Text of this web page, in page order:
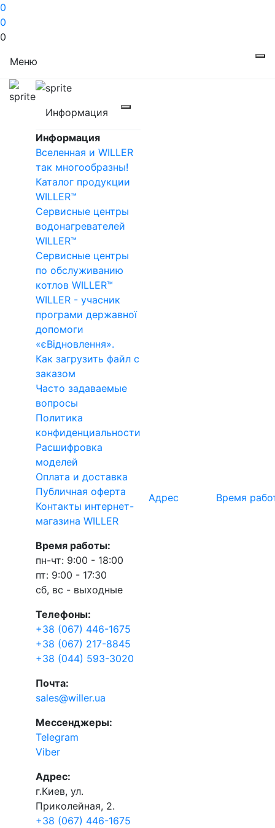
0
0
0
Меню
Информация
Информация
Вселенная и WILLER
так многообразны!
Каталог продукции
WILLER™
Сервисные центры
водонагревателей
WILLER™
Сервисные центры
по обслуживанию
котлов WILLER™
WILLER - учасник
програми державної
допомоги
«єВідновлення».
Как загрузить файл с
заказом
Часто задаваемые
вопросы
Политика
конфиденциальности
Расшифровка
моделей
Оплата и доставка
Публичная оферта
Контакты интернет-
магазина WILLER
Время работы:
пн-чт: 9:00 - 18:00
пт: 9:00 - 17:30
сб, вс - выходные
Телефоны:
+38 (067) 446-1675
+38 (067) 217-8845
+38 (044) 593-3020
Почта:
sales@willer.ua
Мессенджеры:
Telegram
Viber
Адрес:
г.Киев, ул.
Приколейная, 2.
+38 (067) 446-1675
Адрес Время